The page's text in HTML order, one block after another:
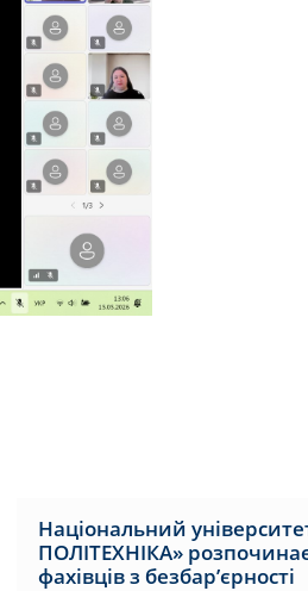
Національний
ПОЛІТЕХНІКА»
фахівців з безбар’єрності